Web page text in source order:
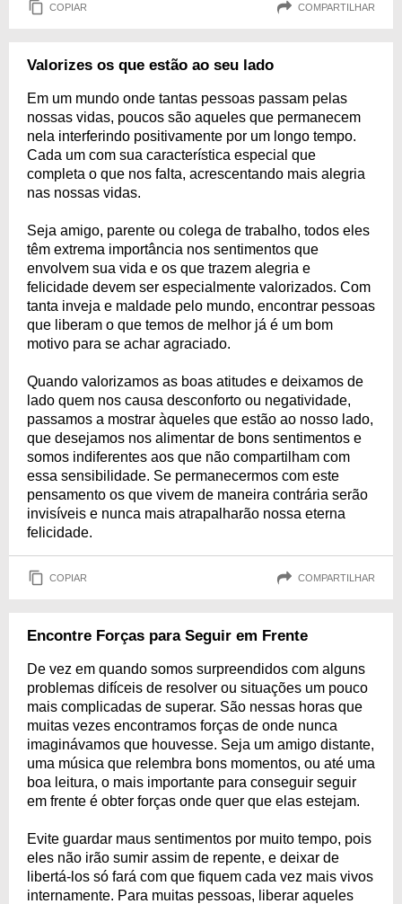
COPIAR COMPARTILHAR
Valorizes os que estão ao seu lado
Em um mundo onde tantas pessoas passam pelas
nossas vidas, poucos são aqueles que permanecem
nela interferindo positivamente por um longo tempo.
Cada um com sua característica especial que
completa o que nos falta, acrescentando mais alegria
nas nossas vidas.
Seja amigo, parente ou colega de trabalho, todos eles
têm extrema importância nos sentimentos que
envolvem sua vida e os que trazem alegria e
felicidade devem ser especialmente valorizados. Com
tanta inveja e maldade pelo mundo, encontrar pessoas
que liberam o que temos de melhor já é um bom
motivo para se achar agraciado.
Quando valorizamos as boas atitudes e deixamos de
lado quem nos causa desconforto ou negatividade,
passamos a mostrar àqueles que estão ao nosso lado,
que desejamos nos alimentar de bons sentimentos e
somos indiferentes aos que não compartilham com
essa sensibilidade. Se permanecermos com este
pensamento os que vivem de maneira contrária serão
invisíveis e nunca mais atrapalharão nossa eterna
felicidade.
COPIAR COMPARTILHAR
Encontre Forças para Seguir em Frente
De vez em quando somos surpreendidos com alguns
problemas difíceis de resolver ou situações um pouco
mais complicadas de superar. São nessas horas que
muitas vezes encontramos forças de onde nunca
imaginávamos que houvesse. Seja um amigo distante,
uma música que relembra bons momentos, ou até uma
boa leitura, o mais importante para conseguir seguir
em frente é obter forças onde quer que elas estejam.
Evite guardar maus sentimentos por muito tempo, pois
eles não irão sumir assim de repente, e deixar de
libertá-los só fará com que fiquem cada vez mais vivos
internamente. Para muitas pessoas, liberar aqueles